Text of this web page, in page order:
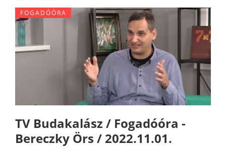
FOGADÓÓRA
TV Budakalász / Fogadóóra -
Bereczky Örs / 2022.11.01.